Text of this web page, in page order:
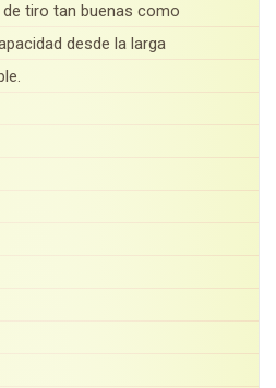
tiro tan buenas como
desde la larga